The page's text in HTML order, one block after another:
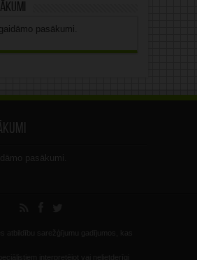
pasākumi.
pasākumi.
atbildību sarežģījumu gadījumos, kas